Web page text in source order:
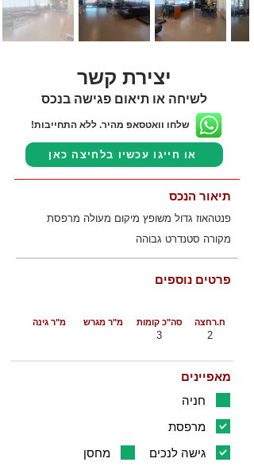
יצירת קשר
לשיחה או תיאום פגישה בנכס
שלחו וואטסאפ מהיר. ללא התחייבות!
או חייגו עכשיו בלחיצה כאן
תיאור הנכס
פנטהאוז גדול משופץ מיקום מעולה מרפסת
מקורה סטנדרט גבוהה
פרטים נוספים
סה"כ קומות מ"ר גינה מ"ר מגרש ח.רחצה
3 2
מאפיינים
חניה
מרפסת
מחסן
גישה לנכים